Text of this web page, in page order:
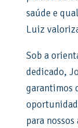
saúde e
Luiz
Sob a
dedicado,
garantimos
para